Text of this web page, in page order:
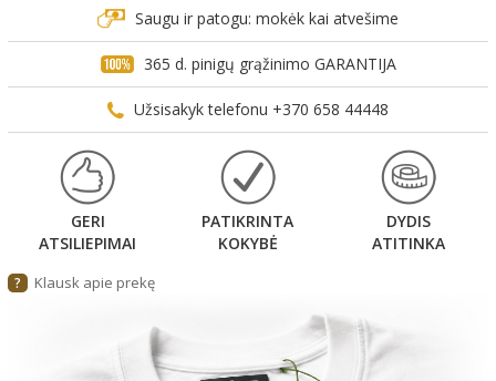
Saugu ir patogu: mokėk kai atvešime
365 d. pinigų grąžinimo GARANTIJA
Užsisakyk telefonu +370 658 44448
GERI
ATSILIEPIMAI
PATIKRINTA
KOKYBĖ
DYDIS
ATITINKA
? Klausk apie prekę